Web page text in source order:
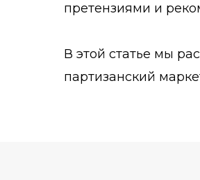
претензиями и
В этой статье мы
партизанский